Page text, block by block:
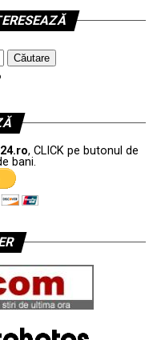
, CLICK pe butonul de
bani.